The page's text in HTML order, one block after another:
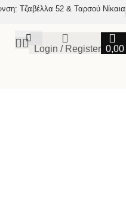
Τζαβέλλα 52 & Ταρσού Νίκαια
Login / Register 0,00